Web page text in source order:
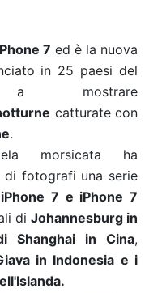
7 ed è la nuova
in 25 paesi del
mostrare
catturate con
.
morsicata ha
di fotografi una serie
7 e iPhone 7
di Johannesburg in
Shanghai in Cina,
in Indonesia e i